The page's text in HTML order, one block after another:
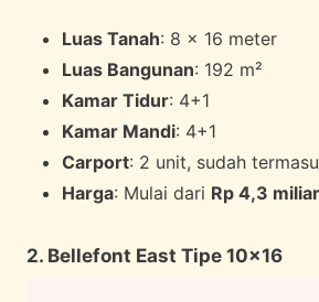
Luas Tanah: 8 x 16 meter
Luas Bangunan: 192 m²
Kamar Tidur: 4+1
Kamar Mandi: 4+1
Carport: 2 unit, sudah
Harga: Mulai dari Rp 4,3 miliar
2. Bellefont East Tipe 10×16